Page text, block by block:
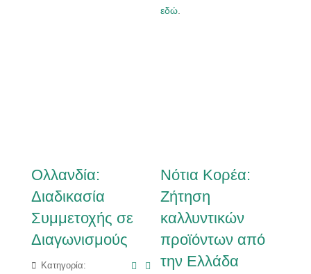
εδώ
Ολλανδία:
Διαδικασία
Συμμετοχής σε
Διαγωνισμούς
Κατηγορία:
Νότια Κορέα:
Ζήτηση
καλλυντικών
προϊόντων από
την Ελλάδα